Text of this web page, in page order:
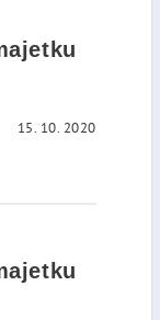
15. 10. 2020